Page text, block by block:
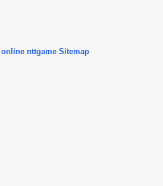
online nttgame Sitemap